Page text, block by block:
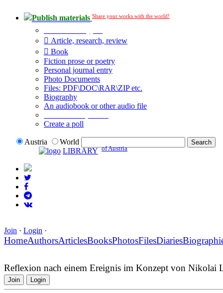
Publish materials Share your works with the world!
Article, research, review
Book
Fiction prose or poetry
Personal journal entry
Photo Documents
Files: PDF\DOC\RAR\ZIP etc.
Biography
An audiobook or other audio file
Create a poll
Austria
World
LIBRARY of Austria
Join · Login ·
HomeAuthorsArticlesBooksPhotosFilesDiaries
Reflexion nach einem Ereignis im Konzept von Nikolai
Join Login